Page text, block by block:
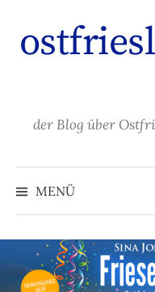
Inhalt
überspringen
der Blog über
MENÜ